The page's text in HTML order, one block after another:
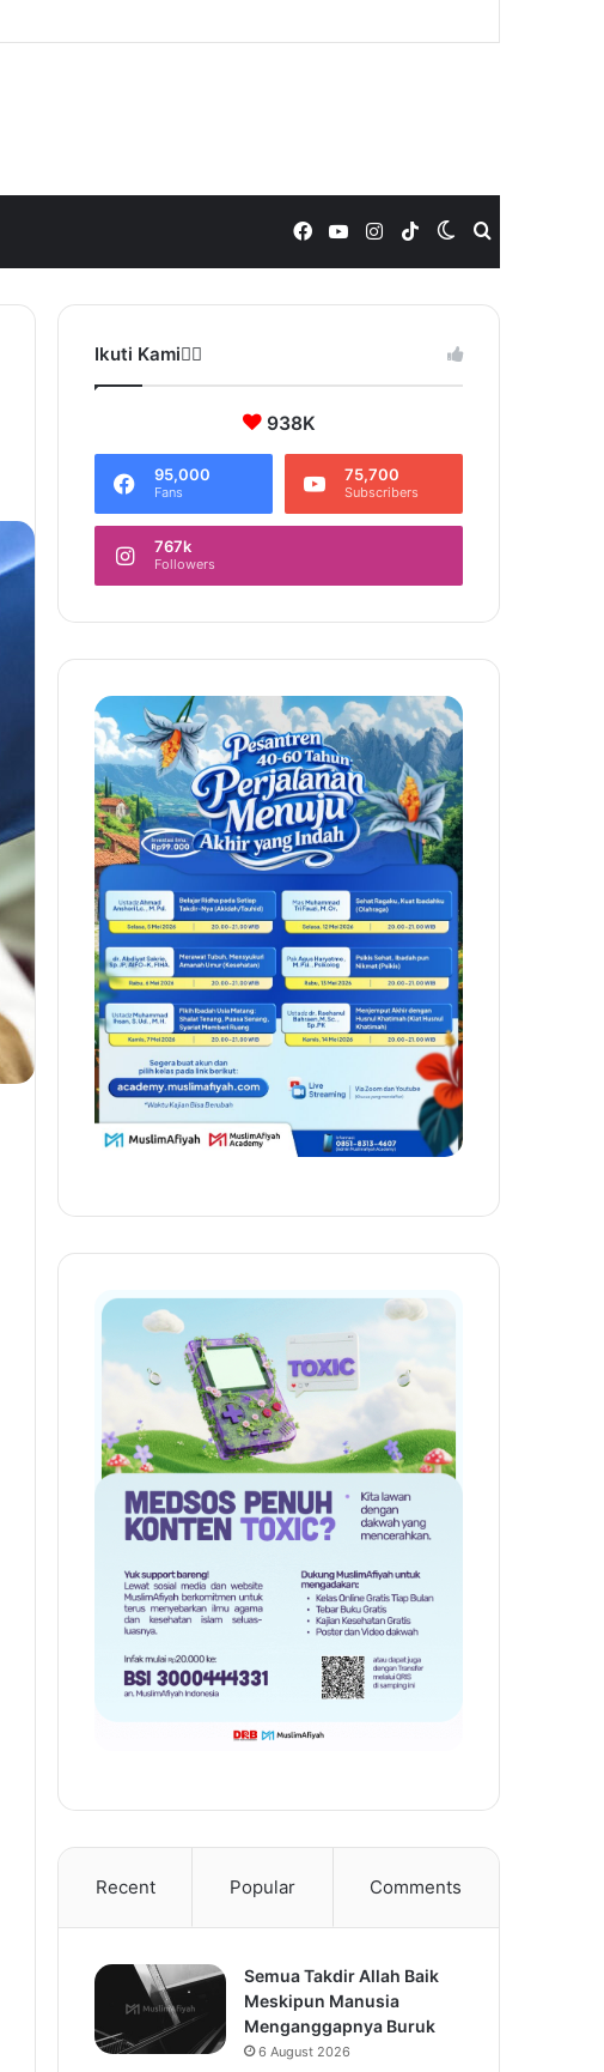
Switch
skin
TikTok
Instagram
YouTube
Facebook
Ikuti Kami❤️‍🔥
938K
95,000
Fans
75,700
Subscribers
767k
Followers
Recent Popular Comments
Semua Takdir Allah Baik
Meskipun Manusia
Menganggapnya Buruk
6 August 2026